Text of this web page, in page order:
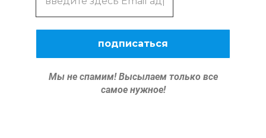
Мы не спамим! Высылаем только все
самое нужное!